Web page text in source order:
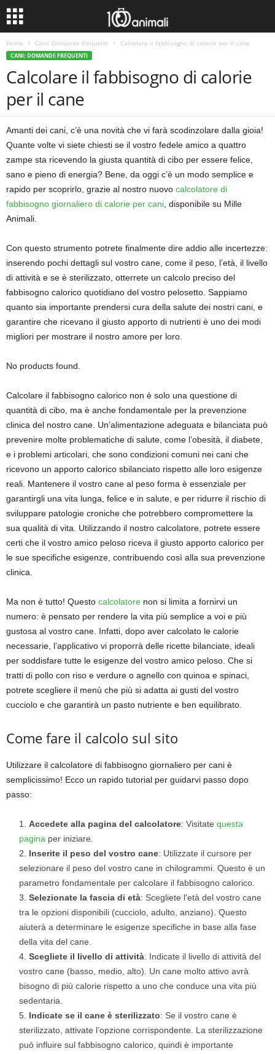
Home Cani: Domande frequenti Calcolare il fabbisogno di calorie per il cane
CANI: DOMANDE FREQUENTI
Calcolare il fabbisogno di calorie
per il cane
Amanti dei cani, c’è una novità che vi farà scodinzolare dalla gioia!
Quante volte vi siete chiesti se il vostro fedele amico a quattro
zampe sta ricevendo la giusta quantità di cibo per essere felice,
sano e pieno di energia? Bene, da oggi c’è un modo semplice e
rapido per scoprirlo, grazie al nostro nuovo calcolatore di
fabbisogno giornaliero di calorie per cani , disponibile su Mille
Animali.
Con questo strumento potrete finalmente dire addio alle incertezze:
inserendo pochi dettagli sul vostro cane, come il peso, l’età, il livello
di attività e se è sterilizzato, otterrete un calcolo preciso del
fabbisogno calorico quotidiano del vostro pelosetto. Sappiamo
quanto sia importante prendersi cura della salute dei nostri cani, e
garantire che ricevano il giusto apporto di nutrienti è uno dei modi
migliori per mostrare il nostro amore per loro.
No products found.
Calcolare il fabbisogno calorico non è solo una questione di
quantità di cibo, ma è anche fondamentale per la prevenzione
clinica del nostro cane. Un’alimentazione adeguata e bilanciata può
prevenire molte problematiche di salute, come l’obesità, il diabete,
e i problemi articolari, che sono condizioni comuni nei cani che
ricevono un apporto calorico sbilanciato rispetto alle loro esigenze
reali. Mantenere il vostro cane al peso forma è essenziale per
garantirgli una vita lunga, felice e in salute, e per ridurre il rischio di
sviluppare patologie croniche che potrebbero compromettere la
sua qualità di vita. Utilizzando il nostro calcolatore, potrete essere
certi che il vostro amico peloso riceva il giusto apporto calorico per
le sue specifiche esigenze, contribuendo così alla sua prevenzione
clinica.
Ma non è tutto! Questo calcolatore non si limita a fornirvi un
numero: è pensato per rendere la vita più semplice a voi e più
gustosa al vostro cane. Infatti, dopo aver calcolato le calorie
necessarie, l’applicativo vi proporrà delle ricette bilanciate, ideali
per soddisfare tutte le esigenze del vostro amico peloso. Che si
tratti di pollo con riso e verdure o agnello con quinoa e spinaci,
potrete scegliere il menù che più si adatta ai gusti del vostro
cucciolo e che garantirà un pasto nutriente e ben equilibrato.
Come fare il calcolo sul sito
Utilizzare il calcolatore di fabbisogno giornaliero per cani è
semplicissimo! Ecco un rapido tutorial per guidarvi passo dopo
passo:
Accedete alla pagina del calcolatore: Visitate questa
pagina per iniziare.
Inserite il peso del vostro cane: Utilizzate il cursore per
selezionare il peso del vostro cane in chilogrammi. Questo è un
parametro fondamentale per calcolare il fabbisogno calorico.
Selezionate la fascia di età: Scegliete l’età del vostro cane
tra le opzioni disponibili (cucciolo, adulto, anziano). Questo
aiuterà a determinare le esigenze specifiche in base alla fase
della vita del cane.
Scegliete il livello di attività: Indicate il livello di attività del
vostro cane (basso, medio, alto). Un cane molto attivo avrà
bisogno di più calorie rispetto a uno che conduce una vita più
sedentaria.
Indicate se il cane è sterilizzato: Se il vostro cane è
sterilizzato, attivate l’opzione corrispondente. La sterilizzazione
può influire sul fabbisogno calorico, quindi è importante